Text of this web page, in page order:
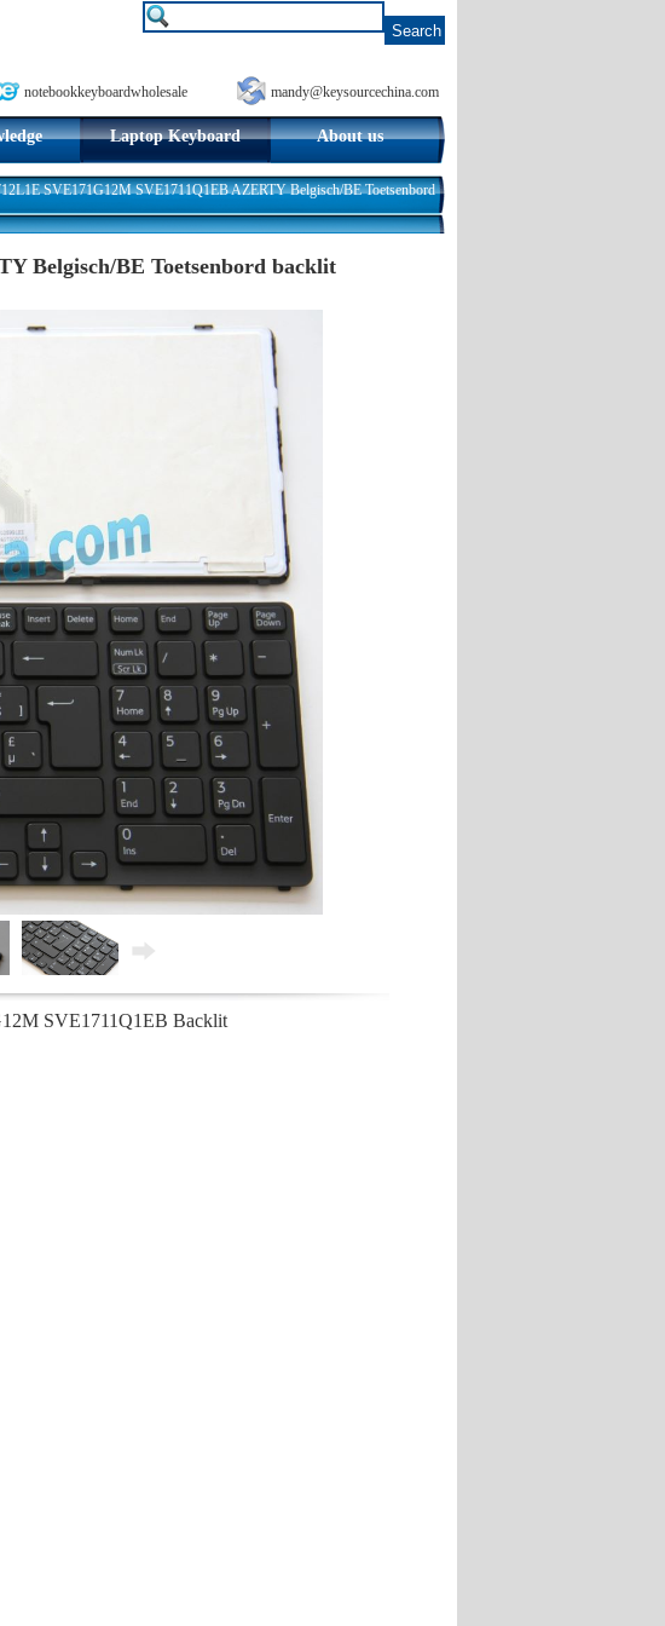
notebookkeyboardwholesale mandy@keysourcechina.com
Laptop Keyboard About us
SVE171G12M SVE1711Q1EB AZERTY Belgisch/BE Toetsenbord
Belgisch/BE Toetsenbord backlit
SVE1711Q1EB Backlit